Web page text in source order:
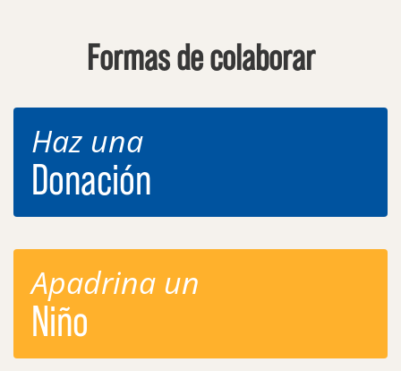
Formas de colaborar
Haz una
Donación
Apadrina un
Niño